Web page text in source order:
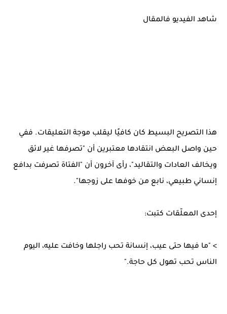
شاهد الفيديو فالمقال
هذا التصريح البسيط كان كافيًا ليقلب موجة التعليقات. ففي
حين واصل البعض انتقادها معتبرين أن "تصرفها غير لائق
ويخالف العادات والتقاليد"، رأى آخرون أن "الفتاة تصرفت بدافع
إنساني طبيعي، نابع من خوفها على زوجها".
إحدى المعلّقات كتبت:
> "ما فيها حتى عيب، إنسانة تحب راجلها وخافت عليه، اليوم
الناس تحب تهول كل حاجة."